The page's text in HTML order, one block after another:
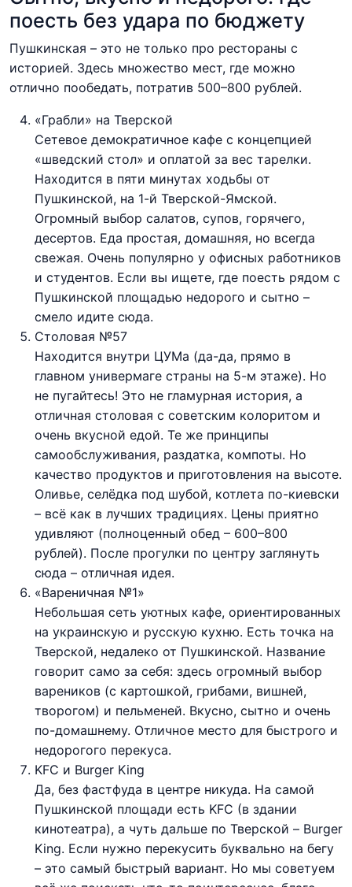
поесть без удара по бюджету
Пушкинская – это не только про рестораны с
историей. Здесь множество мест, где можно
отлично пообедать, потратив 500–800 рублей.
«Грабли» на Тверской
Сетевое демократичное кафе с концепцией
«шведский стол» и оплатой за вес тарелки.
Находится в пяти минутах ходьбы от
Пушкинской, на 1-й Тверской-Ямской.
Огромный выбор салатов, супов, горячего,
десертов. Еда простая, домашняя, но всегда
свежая. Очень популярно у офисных работников
и студентов. Если вы ищете, где поесть рядом с
Пушкинской площадью недорого и сытно –
смело идите сюда.
Столовая №57
Находится внутри ЦУМа (да-да, прямо в
главном универмаге страны на 5-м этаже). Но
не пугайтесь! Это не гламурная история, а
отличная столовая с советским колоритом и
очень вкусной едой. Те же принципы
самообслуживания, раздатка, компоты. Но
качество продуктов и приготовления на высоте.
Оливье, селёдка под шубой, котлета по-киевски
– всё как в лучших традициях. Цены приятно
удивляют (полноценный обед – 600–800
рублей). После прогулки по центру заглянуть
сюда – отличная идея.
«Вареничная №1»
Небольшая сеть уютных кафе, ориентированных
на украинскую и русскую кухню. Есть точка на
Тверской, недалеко от Пушкинской. Название
говорит само за себя: здесь огромный выбор
вареников (с картошкой, грибами, вишней,
творогом) и пельменей. Вкусно, сытно и очень
по-домашнему. Отличное место для быстрого и
недорогого перекуса.
KFC и Burger King
Да, без фастфуда в центре никуда. На самой
Пушкинской площади есть KFC (в здании
кинотеатра), а чуть дальше по Тверской – Burger
King. Если нужно перекусить буквально на бегу
– это самый быстрый вариант. Но мы советуем